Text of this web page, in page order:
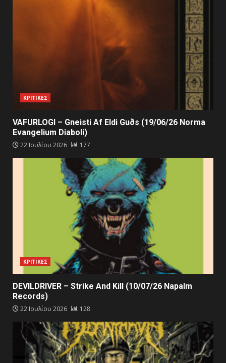
ΚΡΙΤΙΚΕΣ
VAFURLOGI – Gneisti Af Eldi Guðs (19/06/26 Norma
Evangelium Diaboli)
22 Ιουλίου 2026 177
ΚΡΙΤΙΚΕΣ
DEVILDRIVER – Strike And Kill (10/07/26 Napalm
Records)
22 Ιουλίου 2026 128